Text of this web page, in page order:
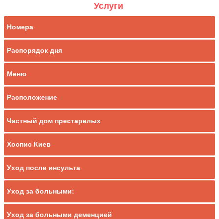
Услуги
Номера
Распорядок дня
Меню
Расположение
Частный дом престарелых
Хоспис Киев
Уход после инсульта
Уход за больными:
Уход за больными деменцией